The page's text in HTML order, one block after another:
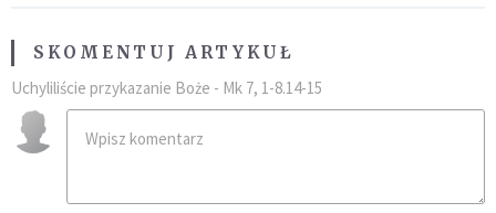
SKOMENTUJ ARTYKUŁ
Uchyliliście przykazanie Boże - Mk 7, 1-8.14-15